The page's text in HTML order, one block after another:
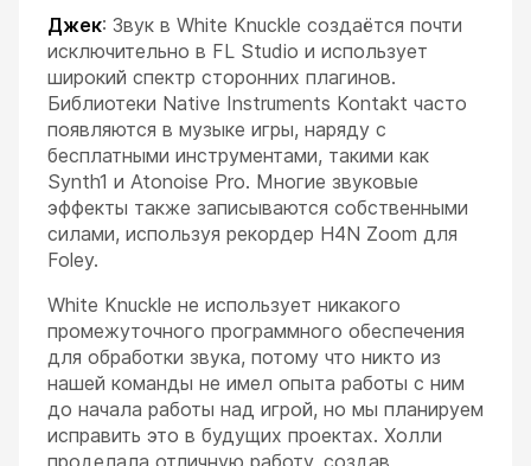
Джек: Звук в White Knuckle создаётся почти
исключительно в FL Studio и использует
широкий спектр сторонних плагинов.
Библиотеки Native Instruments Kontakt часто
появляются в музыке игры, наряду с
бесплатными инструментами, такими как
Synth1 и Atonoise Pro. Многие звуковые
эффекты также записываются собственными
силами, используя рекордер H4N Zoom для
Foley.
White Knuckle не использует никакого
промежуточного программного обеспечения
для обработки звука, потому что никто из
нашей команды не имел опыта работы с ним
до начала работы над игрой, но мы планируем
исправить это в будущих проектах. Холли
проделала отличную работу, создав